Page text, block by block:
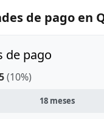
de pago en
de pago
(10%)
18 meses